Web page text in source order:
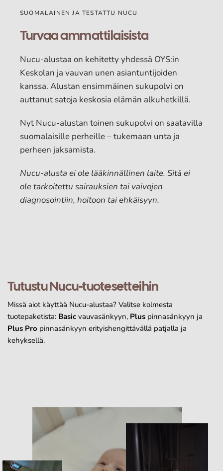
SUOMALAINEN JA TESTATTU NUCU
Turvaa ammattilaisista
Nucu-alustaa on kehitetty yhdessä OYS:in
Keskolan ja vauvan unen asiantuntijoiden
kanssa. Alustan ensimmäinen sukupolvi on
auttanut satoja keskosia elämän alkuhetkillä.
Nyt Nucu-alustan toinen sukupolvi on saatavilla
suomalaisille perheille – tukemaan unta ja
perheen jaksamista.
Nucu-alusta ei ole lääkinnällinen laite. Sitä ei
ole tarkoitettu sairauksien tai vaivojen
diagnosointiin, hoitoon tai ehkäisyyn.
Tutustu Nucu-tuotesetteihin
Missä aiot käyttää Nucu-alustaa? Valitse kolmesta
tuotepaketista: Basic vauvasänkyyn, Plus pinnasänkyyn ja
Plus Pro pinnasänkyyn erityishengittävällä patjalla ja
kehyksellä.